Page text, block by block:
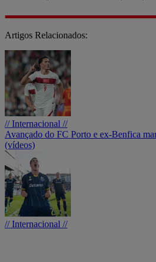
Artigos Relacionados:
// Internacional //
Avançado do FC Porto e ex-Benfica
(vídeos)
// Internacional //